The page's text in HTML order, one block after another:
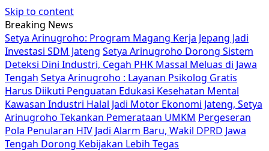
Skip to content
Breaking News
Setya Arinugroho: Program Magang Kerja Jepang Jadi
Investasi SDM Jateng Setya Arinugroho Dorong Sistem
Deteksi Dini Industri, Cegah PHK Massal Meluas di Jawa
Tengah Setya Arinugroho : Layanan Psikolog Gratis
Harus Diikuti Penguatan Edukasi Kesehatan Mental
Kawasan Industri Halal Jadi Motor Ekonomi Jateng, Setya
Arinugroho Tekankan Pemerataan UMKM Pergeseran
Pola Penularan HIV Jadi Alarm Baru, Wakil DPRD Jawa
Tengah Dorong Kebijakan Lebih Tegas